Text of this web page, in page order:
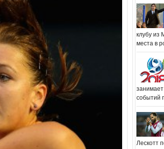
клубу из
места в
событий
Лескотт